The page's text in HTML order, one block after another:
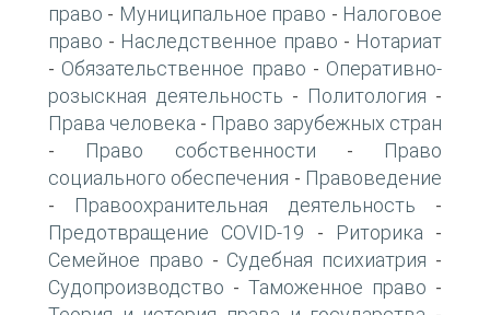
право - Муниципальное право - Налоговое
право - Наследственное право - Нотариат
- Обязательственное право - Оперативно-
розыскная деятельность - Политология -
Права человека - Право зарубежных стран
- Право собственности -
Право
социального обеспечения - Правоведение
- Правоохранительная деятельность -
Предотвращение COVID-19 - Риторика -
Семейное право - Судебная психиатрия -
Судопроизводство - Таможенное право -